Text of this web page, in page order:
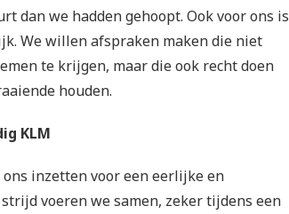
dan we hadden gehoopt. Ook voor ons is
We willen afspraken maken die niet
te krijgen, maar die ook recht doen
houden.
KLM
inzetten voor een eerlijke en
voeren we samen, zeker tijdens een